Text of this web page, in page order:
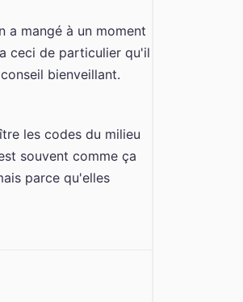
a mangé à un moment
ceci de particulier qu'il
bienveillant.
les codes du milieu
souvent comme ça
parce qu'elles